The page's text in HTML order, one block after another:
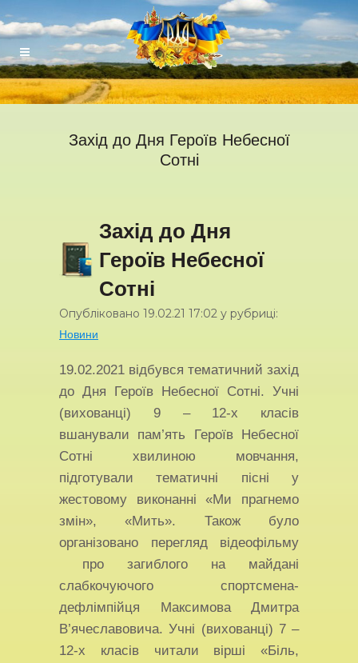
Захід до Дня Героїв Небесної
Сотні
Захід до Дня
Героїв Небесної
Сотні
Опубліковано 19.02.21 17:02 у рубриці:
Новини
19.02.2021 відбувся тематичний захід
до Дня Героїв Небесної Сотні. Учні
(вихованці) 9 – 12-х класів
вшанували пам’ять Героїв Небесної
Сотні хвилиною мовчання,
підготували тематичні пісні у
жестовому виконанні «Ми прагнемо
змін», «Мить». Також було
організовано перегляд відеофільму
про загиблого на майдані
слабкочуючого спортсмена-
дефлімпійця Максимова Дмитра
В’ячеславовича. Учні (вихованці) 7 –
12-х класів читали вірші «Біль,